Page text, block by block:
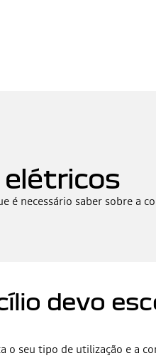
necessário saber sobre a
devo
o seu tipo de utilização e a